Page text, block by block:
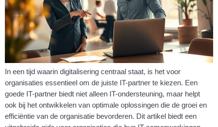
In een tijd waarin digitalisering centraal staat, is het voor
organisaties essentieel om de juiste IT-partner te kiezen. Een
goede IT-partner biedt niet alleen IT-ondersteuning, maar helpt
ook bij het ontwikkelen van optimale oplossingen die de groei en
efficiëntie van de organisatie bevorderen. Dit artikel biedt een